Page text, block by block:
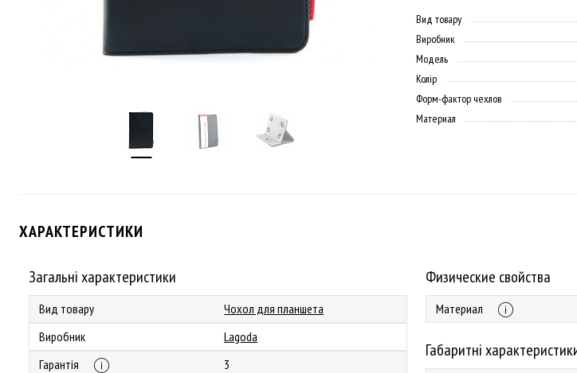
Вид товару
Виробник
Модель
Колір
Форм-фактор чехлов
Материал
ХАРАКТЕРИСТИКИ
Загальні характеристики
Вид товару
Чохол для планшета
Виробник
Lagoda
Гарантія
3
Физические свойства
Материал
Габаритні